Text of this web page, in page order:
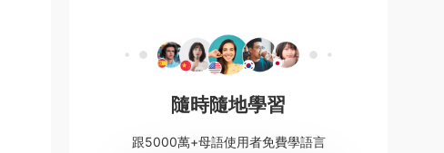
隨時隨地學習
跟5000萬+母語使用者免費學語言